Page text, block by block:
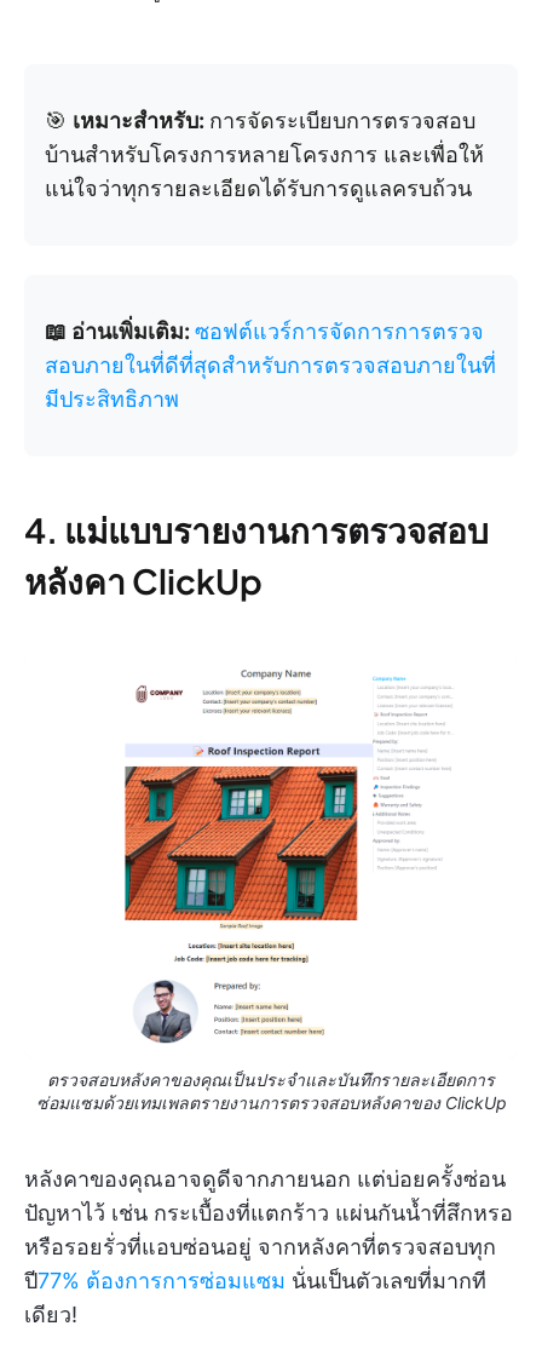
🎯 เหมาะสำหรับ: การจัดระเบียบการตรวจสอบ
บ้านสำหรับโครงการหลายโครงการ และเพื่อให้
แน่ใจว่าทุกรายละเอียดได้รับการดูแลครบถ้วน
📖 อ่านเพิ่มเติม: ซอฟต์แวร์การจัดการการตรวจ
สอบภายในที่ดีที่สุดสำหรับการตรวจสอบภายในที่
มีประสิทธิภาพ
4. แม่แบบรายงานการตรวจสอบ
หลังคา ClickUp
ตรวจสอบหลังคาของคุณเป็นประจำและบันทึกรายละเอียดการ
ซ่อมแซมด้วยเทมเพลตรายงานการตรวจสอบหลังคาของ ClickUp
หลังคาของคุณอาจดูดีจากภายนอก แต่บ่อยครั้งซ่อน
ปัญหาไว้ เช่น กระเบื้องที่แตกร้าว แผ่นกันน้ำที่สึกหรอ
หรือรอยรั่วที่แอบซ่อนอยู่ จากหลังคาที่ตรวจสอบทุก
ปี77% ต้องการการซ่อมแซม นั่นเป็นตัวเลขที่มากที
เดียว!